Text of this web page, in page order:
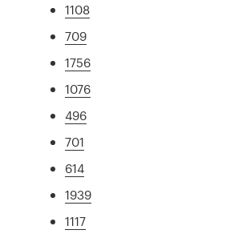
1108
709
1756
1076
496
701
614
1939
1117